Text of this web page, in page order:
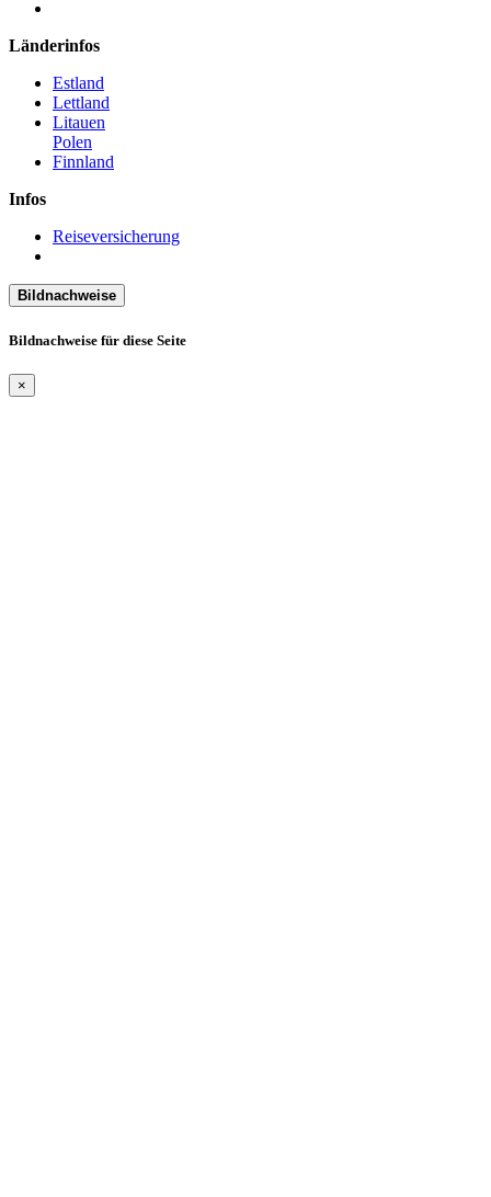
Länderinfos
Estland
Lettland
Litauen
Polen
Finnland
Infos
Reiseversicherung
Bildnachweise
Bildnachweise für diese Seite
×